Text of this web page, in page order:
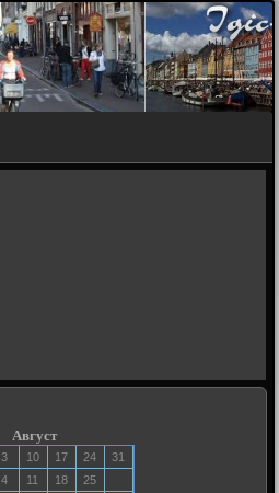
Август
3 10 17 24
31
4 11 18
25